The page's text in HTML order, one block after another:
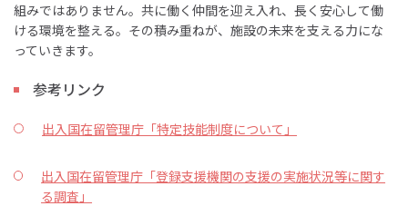
組みではありません。共に働く仲間を迎え入れ、長く安心して働
ける環境を整える。その積み重ねが、施設の未来を支える力にな
っていきます。
参考リンク
出入国在留管理庁「特定技能制度について」
出入国在留管理庁「登録支援機関の支援の実施状況等に関す
る調査」